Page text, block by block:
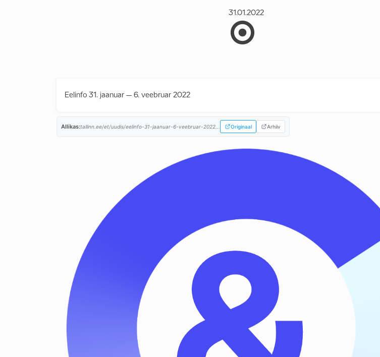
31.01.2022
Eelinfo 31. jaanuar – 6. veebruar 2022
Allikas:tallinn.ee/et/uudis/eelinfo-31-jaanuar-6-veebruar-2022... Originaal Arhiiv